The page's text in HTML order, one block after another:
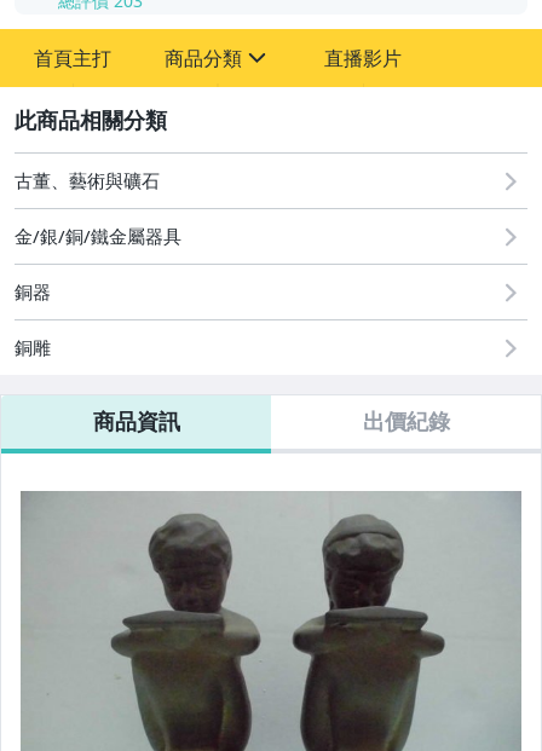
首頁主打 商品分類
圖書/影音/文具
古董、藝術與礦石
手機、配件與通訊
居家、家具與園藝
偶像、球員卡與郵幣
女裝與服飾配件
手錶與飾品配件
女包精品與女鞋
直播影片
古董、藝術與礦石
金/銀/銅/鐵金屬器具
銅器
銅雕
商品資訊 出價紀錄